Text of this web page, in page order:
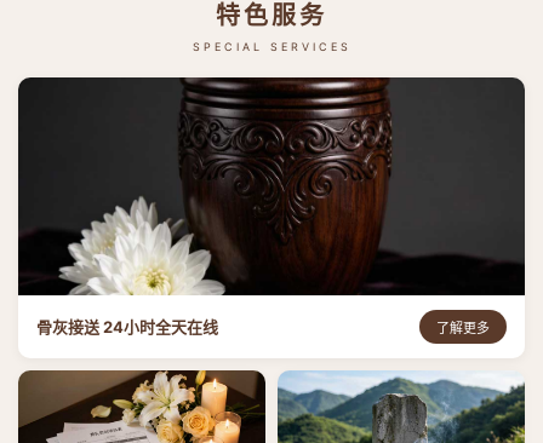
特色服务
SPECIAL SERVICES
骨灰接送 24小时全天在线 了解更多